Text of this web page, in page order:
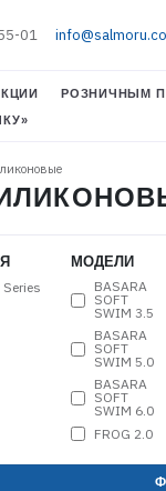
01
РОЗНИЧНЫМ
Series
МОДЕЛИ
BASARA
SOFT
SWIM 3.5
BASARA
SOFT
SWIM 5.0
BASARA
SOFT
SWIM 6.0
FROG 2.0